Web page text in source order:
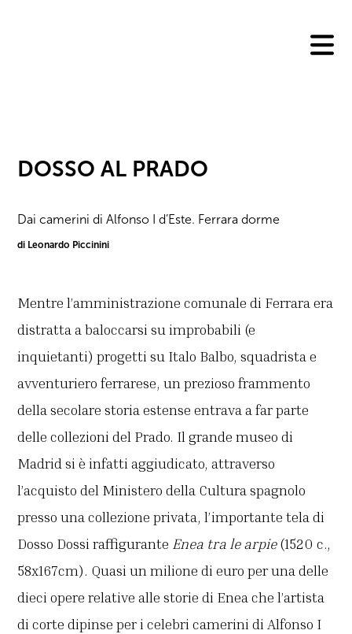
DOSSO AL PRADO
Dai camerini di Alfonso I d’Este. Ferrara dorme
di Leonardo Piccinini
Mentre l’amministrazione comunale di Ferrara era
distratta a baloccarsi su improbabili (e
inquietanti) progetti su Italo Balbo, squadrista e
avventuriero ferrarese, un prezioso frammento
della secolare storia estense entrava a far parte
delle collezioni del Prado. Il grande museo di
Madrid si è infatti aggiudicato, attraverso
l’acquisto del Ministero della Cultura spagnolo
presso una collezione privata, l’importante tela di
Dosso Dossi raffigurante Enea tra le arpie(1520 c.,
58x167cm). Quasi un milione di euro per una delle
dieci opere relative alle storie di Enea che l’artista
di corte dipinse per i celebri camerini di Alfonso I